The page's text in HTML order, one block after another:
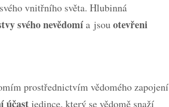
vnitřního světa. Hlubinná
svého nevědomía jsouotevřeni
prostřednictvím vědomého zapojení
účast jedince, který se vědomě snaží